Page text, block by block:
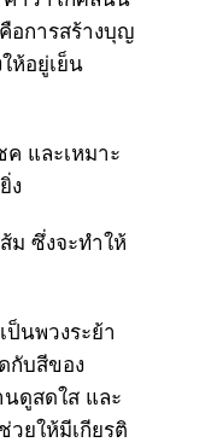
อการสร้างบุญ
ห้อยู่เย็น
และเหมาะ
ง
ม ซึ่งจะทำให้
ป็นพวงระย้า
กับสีของ
ดูสดใส และ
วยให้มีเกียรติ